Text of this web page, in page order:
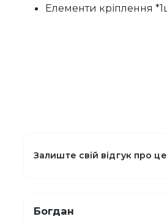
Елементи кріплення
Залиште свій відгук про
Богдан